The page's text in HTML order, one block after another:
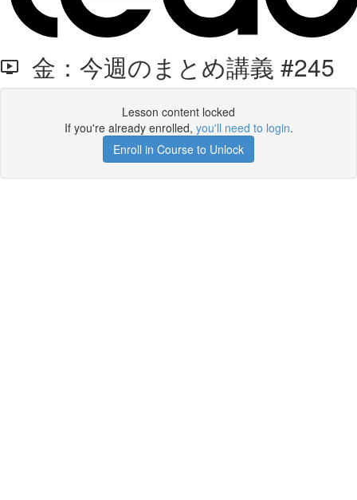
金：今週のまとめ講義 #245
Lesson content locked
If you're already enrolled, you'll need to login.
Enroll in Course to Unlock